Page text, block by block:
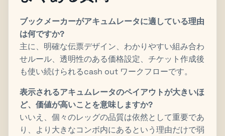
ブックメーカーがアキュムレータに適している理由
は何ですか?
主に、明確な伝票デザイン、わかりやすい組み合わ
せルール、透明性のある価格設定、チケット作成後
も使い続けられるcash out ワークフローです。
表示されるアキュムレータのペイアウトが大きいほ
ど、価値が高いことを意味しますか?
いいえ、個々のレッグの品質は依然として重要であ
り、より大きなコンボ内にあるという理由だけで弱